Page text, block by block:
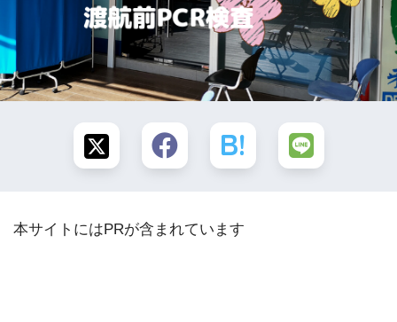
本サイトにはPRが含まれています